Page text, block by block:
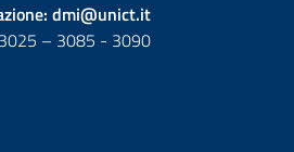
dmi@unict.it
– 3085 - 3090